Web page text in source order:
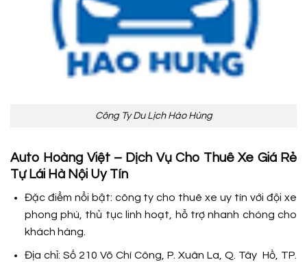
Công Ty Du Lịch Hào Hùng
Auto Hoàng Việt – Dịch Vụ Cho Thuê Xe Giá Rẻ
Tự Lái Hà Nội Uy Tín
Đặc điểm nổi bật: công ty cho thuê xe uy tín với đội xe
phong phú, thủ tục linh hoạt, hỗ trợ nhanh chóng cho
khách hàng.
Địa chỉ: Số 210 Võ Chí Công, P. Xuân La, Q. Tây Hồ, TP.